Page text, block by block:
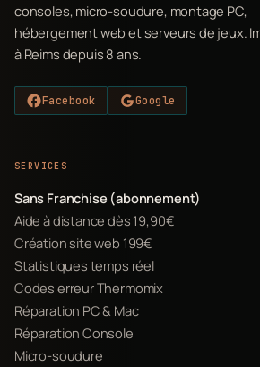
consoles, micro-soudure, montage PC,
hébergement web et serveurs de jeux.
à Reims depuis 8 ans.
Facebook Google
SERVICES
Sans Franchise (abonnement)
Aide à distance dès 19,90€
Création site web 199€
Statistiques temps réel
Codes erreur Thermomix
Réparation PC & Mac
Réparation Console
Micro-soudure